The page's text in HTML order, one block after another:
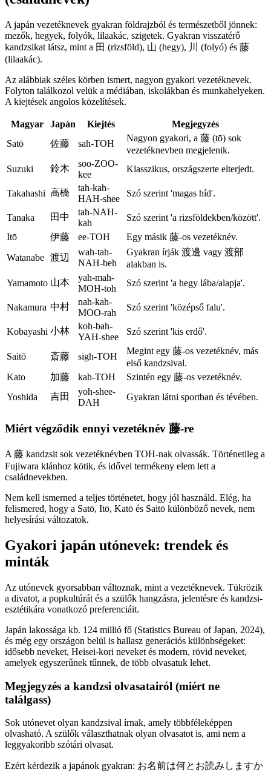
A japán vezetéknevek gyakran földrajzból és természetből jönnek:
mezők, hegyek, folyók, lilaakác, szigetek. Gyakran visszatérő
kandzsikat látsz, mint a 田 (rizsföld), 山 (hegy), 川 (folyó) és 藤
(lilaakác).
Az alábbiak széles körben ismert, nagyon gyakori vezetéknevek.
Folyton találkozol velük a médiában, iskolákban és munkahelyeken.
A kiejtések angolos közelítések.
Magyar Japán Kiejtés
Megjegyzés
Satō
佐藤 sah-TOH
Nagyon gyakori, a 藤 (tō) sok
vezetéknevben megjelenik.
Suzuki
鈴木
soo-ZOO-
kee
Klasszikus, országszerte elterjedt.
Takahashi 高橋
tah-kah-
HAH-shee
Szó szerint 'magas híd'.
Tanaka 田中
tah-NAH-
kah
Szó szerint 'a rizsföldekben/között'.
Itō
伊藤 ee-TOH
Egy másik 藤-os vezetéknév.
Watanabe 渡辺
wah-tah-
NAH-beh
Gyakran írják 渡邊 vagy 渡部
alakban is.
Yamamoto 山本
yah-mah-
MOH-toh
Szó szerint 'a hegy lába/alapja'.
Nakamura 中村
nah-kah-
MOO-rah
Szó szerint 'középső falu'.
Kobayashi 小林
koh-bah-
YAH-shee
Szó szerint 'kis erdő'.
Saitō 斎藤 sigh-TOH
Megint egy 藤-os vezetéknév, más
első kandzsival.
Kato
加藤 kah-TOH
Szintén egy 藤-os vezetéknév.
Yoshida
吉田
yoh-shee-
DAH
Gyakran látni sportban és tévében.
Miért végződik ennyi vezetéknév 藤-re
A 藤 kandzsit sok vezetéknévben TOH-nak olvassák. Történetileg a
Fujiwara klánhoz kötik, és idővel termékeny elem lett a
családnevekben.
Nem kell ismerned a teljes történetet, hogy jól használd. Elég, ha
felismered, hogy a Satō, Itō, Katō és Saitō különböző nevek, nem
helyesírási változatok.
Gyakori japán utónevek: trendek és
minták
Az utónevek gyorsabban változnak, mint a vezetéknevek. Tükrözik
a divatot, a popkultúrát és a szülők hangzásra, jelentésre és kandzsi-
esztétikára vonatkozó preferenciáit.
Japán lakossága kb. 124 millió fő (Statistics Bureau of Japan, 2024),
és még egy országon belül is hallasz generációs különbségeket:
idősebb neveket, Heisei-kori neveket és modern, rövid neveket,
amelyek egyszerűnek tűnnek, de több olvasatuk lehet.
Megjegyzés a kandzsi olvasatairól (miért ne
találgass)
Sok utónevet olyan kandzsival írnak, amely többféleképpen
olvasható. A szülők választhatnak olyan olvasatot is, ami nem a
leggyakoribb szótári olvasat.
Ezért kérdezik a japánok gyakran: お名前は何とお読みしますか